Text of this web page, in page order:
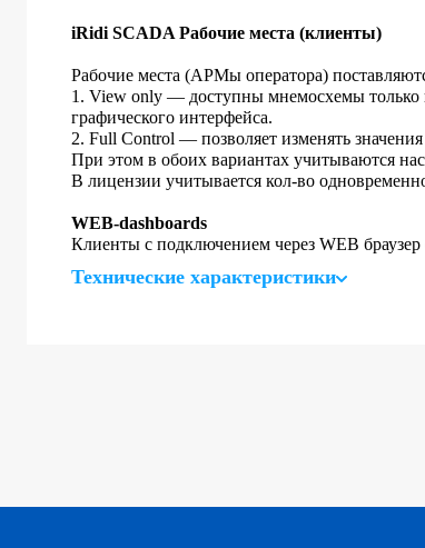
iRidi SCADA Рабочие места (клиенты)
Рабочие места (АРМы оператора)
1. View only — доступны мнемосхемы только
графического интерфейса.
2. Full Control — позволяет изменять
При этом в обоих вариантах учитываются
В лицензии учитывается кол-во
WEB-dashboards
Клиенты с подключением через WEB
Технические характеристики